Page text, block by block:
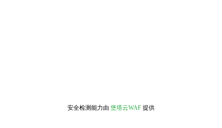
安全检测能力由 堡塔云WAF 提供